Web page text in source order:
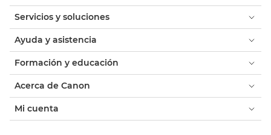
Servicios y soluciones
Ayuda y asistencia
Formación y educación
Acerca de Canon
Mi cuenta